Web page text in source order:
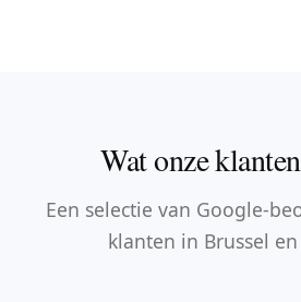
Wat onze
Een selectie van Google-
klanten in Brussel